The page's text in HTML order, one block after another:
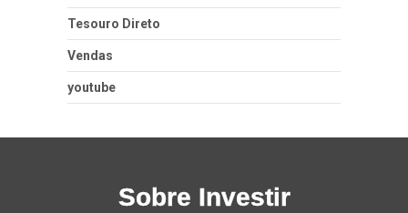
Tesouro Direto
Vendas
youtube
Sobre Investir